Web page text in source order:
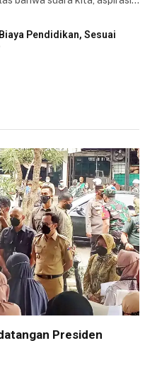
Pendidikan, Sesuai
Presiden